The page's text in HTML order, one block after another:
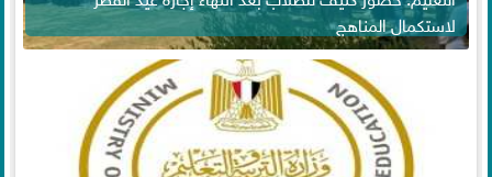
لاستكمال المناهج